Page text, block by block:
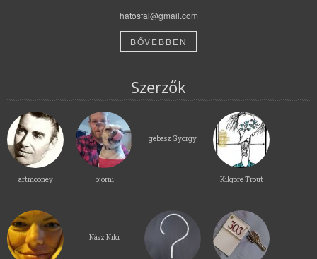
hatosfal@gmail.com
BŐVEBBEN
Szerzők
artmooney björni
gebasz György
Kilgore Trout
Nász Niki